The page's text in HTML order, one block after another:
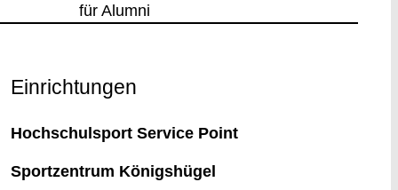
für Alumni
Einrichtungen
Hochschulsport Service Point
Sportzentrum Königshügel